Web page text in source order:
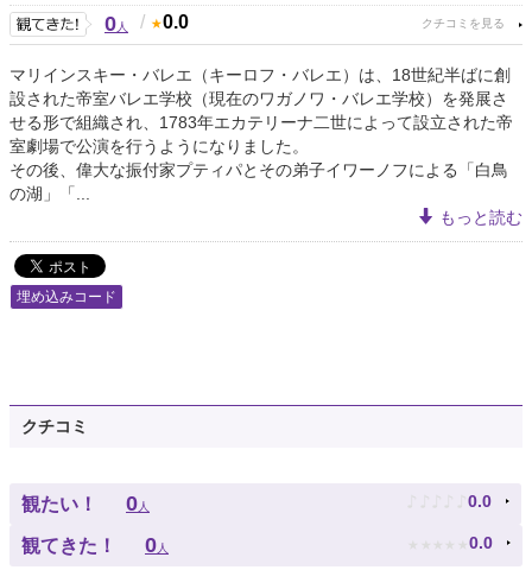
0人 / 0.0
マリインスキー・バレエ（キーロフ・バレエ）は、18世紀半ばに創
設された帝室バレエ学校（現在のワガノワ・バレエ学校）を発展さ
せる形で組織され、1783年エカテリーナ二世によって設立された帝
室劇場で公演を行うようになりました。
その後、偉大な振付家プティパとその弟子イワーノフによる「白鳥
の湖」「...
もっと読む
埋め込みコード
クチコミ
観たい！ 0人 ♪ ♪ ♪ ♪ ♪ 0.0
観てきた！ 0人 ★ ★ ★ ★ ★ 0.0